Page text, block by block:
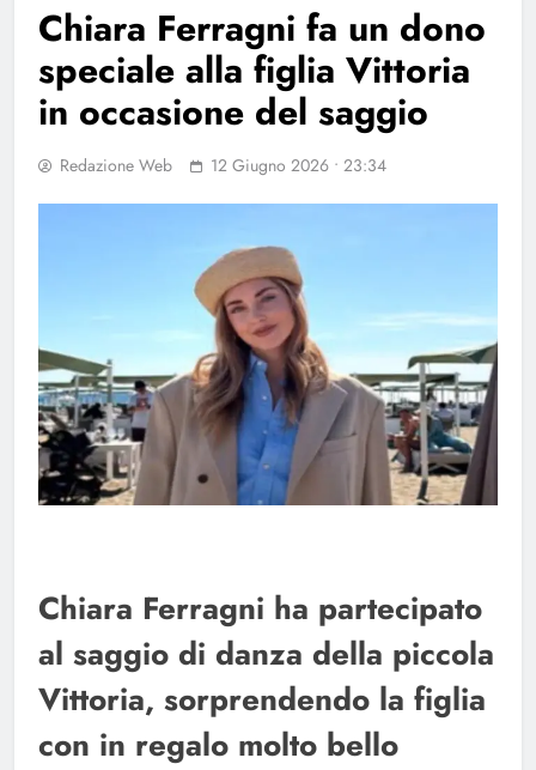
Chiara Ferragni fa un dono
speciale alla figlia Vittoria
in occasione del saggio
Redazione Web 12 Giugno 2026 • 23:34
Chiara Ferragni ha partecipato
al saggio di danza della piccola
Vittoria, sorprendendo la figlia
con in regalo molto bello